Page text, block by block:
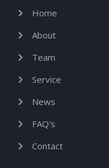
Home
About
Team
Service
News
FAQ's
Contact